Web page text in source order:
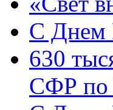
C Днем
630
СФР по